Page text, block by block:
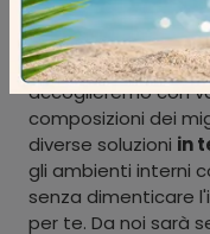
Esponiamo le più
completate da
pluriennale
accoglieremo con
composizioni dei
diverse soluzioni in
gli ambienti interni
senza dimenticare
per te. Da noi sarà